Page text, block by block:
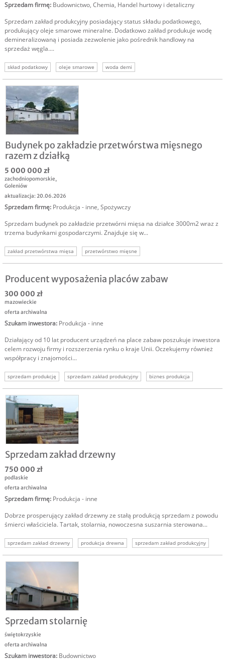
Sprzedam firmę: Budownictwo, Chemia, Handel hurtowy i detaliczny
Sprzedam zakład produkcyjny posiadający status składu podatkowego,
produkujący oleje smarowe mineralne. Dodatkowo zakład produkuje wodę
demineralizowaną i posiada zezwolenie jako pośrednik handlowy na
sprzedaż węgla....
skład podatkowy oleje smarowe
woda demi
sprzedam zakład produkcyjny
sprzedam produkcję
sprzedam biznes
sprzedam firmę
Budynek po zakładzie przetwórstwa mięsnego
razem z działką
5 000 000 zł
zachodniopomorskie,
Goleniów
aktualizacja: 20.06.2026
Sprzedam firmę: Produkcja - inne, Spożywczy
Sprzedam budynek po zakładzie przetwórni mięsa na działce 3000m2 wraz z
trzema budynkami gospodarczymi. Znajduje się w...
zakład przetwórstwa mięsa
przetwórstwo mięsne
sprzedam produkcję mięsną
sprzedam zakład produkcyjny
nieruchomość produkcyjna
nieruchomość komercyjna
Producent wyposażenia placów zabaw
300 000 zł
mazowieckie
oferta archiwalna
Szukam inwestora: Produkcja - inne
Działający od 10 lat producent urządzeń na place zabaw poszukuje inwestora
celem rozwoju firmy i rozszerzenia rynku o kraje Unii. Oczekujemy również
współpracy i znajomości...
sprzedam produkcję sprzedam zakład produkcyjny biznes produkcja
Sprzedam zakład drzewny
750 000 zł
podlaskie
oferta archiwalna
Sprzedam firmę: Produkcja - inne
Dobrze prosperujący zakład drzewny ze stałą produkcją sprzedam z powodu
śmierci właściciela. Tartak, stolarnia, nowoczesna suszarnia sterowana...
sprzedam zakład drzewny produkcja drewna sprzedam zakład produkcyjny
Sprzedam stolarnię
świętokrzyskie
oferta archiwalna
Szukam inwestora: Budownictwo